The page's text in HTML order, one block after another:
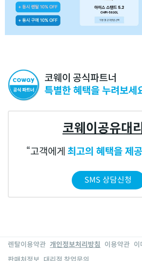
코웨이 공식파트너
특별한 혜택을 누려보세
코웨이공유대
고객에게 최고의 혜택을 제공
SMS 상담신청
렌탈이용약관 개인정보처리방침 이용약관 이